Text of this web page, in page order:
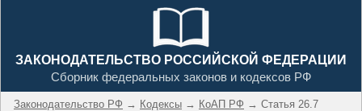
ЗАКОНОДАТЕЛЬСТВО РОССИЙСКОЙ ФЕДЕРАЦИИ
Сборник федеральных законов и кодексов РФ
Законодательство РФ → Кодексы → КоАП РФ → Статья 26.7